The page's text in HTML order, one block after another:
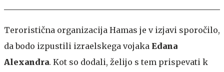
Teroristična organizacija Hamas je v izjavi sporočilo,
da bodo izpustili izraelskega vojaka Edana
Alexandra. Kot so dodali, želijo s tem prispevati k